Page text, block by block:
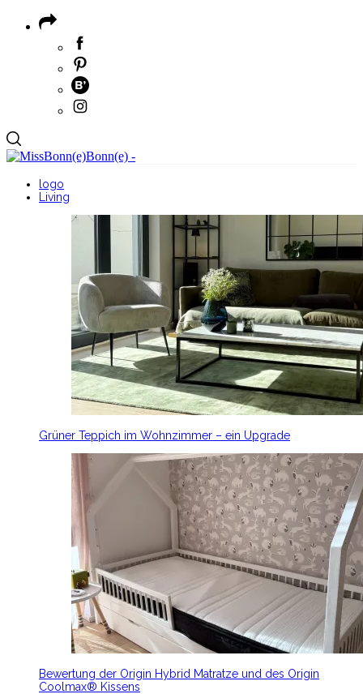
logo
Living
Grüner Teppich im Wohnzimmer – ein Upgrade
Bewertung der Origin Hybrid Matratze und des Origin
Coolmax® Kissens